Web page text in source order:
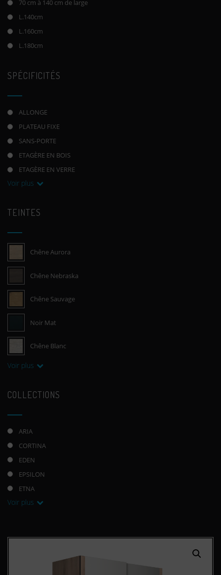
70 cm à 140 cm de large
L.140cm
L.160cm
L.180cm
SPÉCIFICITÉS
ALLONGE
PLATEAU FIXE
SANS-PORTE
ETAGÈRE EN BOIS
ETAGÈRE EN VERRE
Voir plus
TEINTES
Chêne Aurora
Chêne Nebraska
Chêne Sauvage
Noir Mat
Chêne Blanc
Voir plus
COLLECTIONS
ARIA
CORTINA
EDEN
EPSILON
ETNA
Voir plus